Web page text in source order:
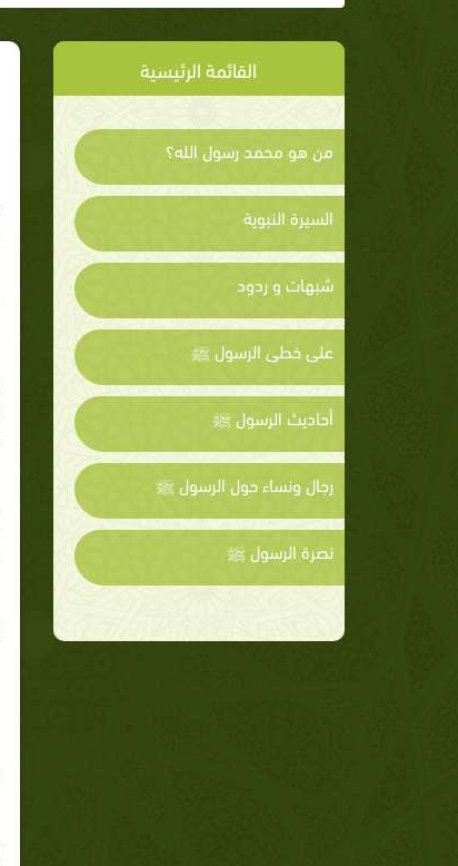
القائمة الرئيسية
من هو محمد رسول الله؟
السيرة النبوية
شبهات و ردود
على خطى الرسول ﷺ
أحاديث الرسول ﷺ
رجال ونساء حول الرسول ﷺ
نصرة الرسول ﷺ